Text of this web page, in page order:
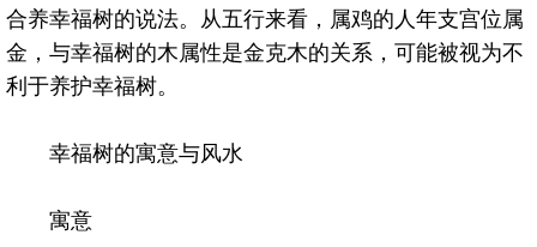
合养幸福树的说法。从五行来看，属鸡的人年支宫位属
金，与幸福树的木属性是金克木的关系，可能被视为不
利于养护幸福树。
幸福树的寓意与风水
寓意